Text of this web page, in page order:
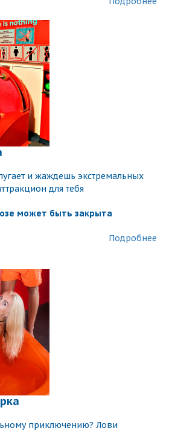
и жаждешь экстремальных
для тебя
может быть закрыта
Подробнее
приключению? Лови